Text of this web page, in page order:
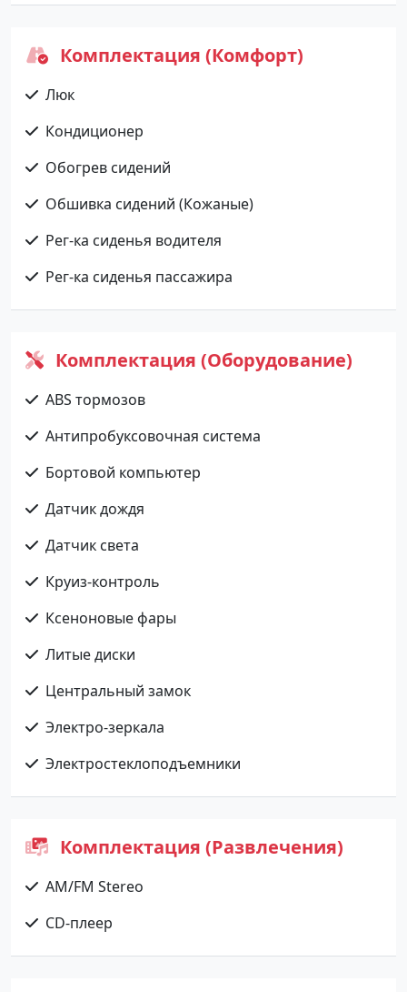
Комплектация (Комфорт)
Люк
Кондиционер
Обогрев сидений
Обшивка сидений (Кожаные)
Рег-ка сиденья водителя
Рег-ка сиденья пассажира
Комплектация (Оборудование)
ABS тормозов
Антипробуксовочная система
Бортовой компьютер
Датчик дождя
Датчик света
Круиз-контроль
Ксеноновые фары
Литые диски
Центральный замок
Электро-зеркала
Электростеклоподъемники
Комплектация (Развлечения)
AM/FM Stereo
CD-плеер